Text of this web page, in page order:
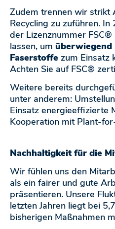
Zudem trennen wir strikt
Recycling zu zuführen.
der Lizenznummer
lassen, um
Faserstoffe zum Einsatz
Achten Sie auf FSC®
Weitere bereits
unter anderem:
Einsatz energieeffizierte
Kooperation mit Plant-
Nachhaltigkeit für die
Wir fühlen uns den
als ein fairer und gute
präsentieren. Unsere
letzten Jahren liegt bei
bisherigen Maßnahmen